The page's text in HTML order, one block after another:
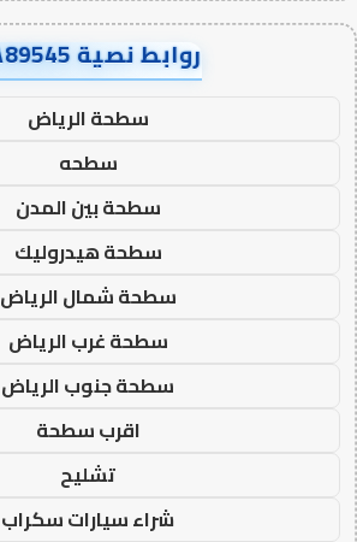
روابط نصية AA89545
سطحة الرياض
سطحه
سطحة بين المدن
سطحة هيدروليك
سطحة شمال الرياض
سطحة غرب الرياض
سطحة جنوب الرياض
اقرب سطحة
تشليح
شراء سيارات سكراب